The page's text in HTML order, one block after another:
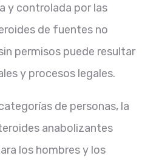
y controlada por las
de fuentes no
permisos puede resultar
y procesos legales.
de personas, la
anabolizantes
los hombres y los